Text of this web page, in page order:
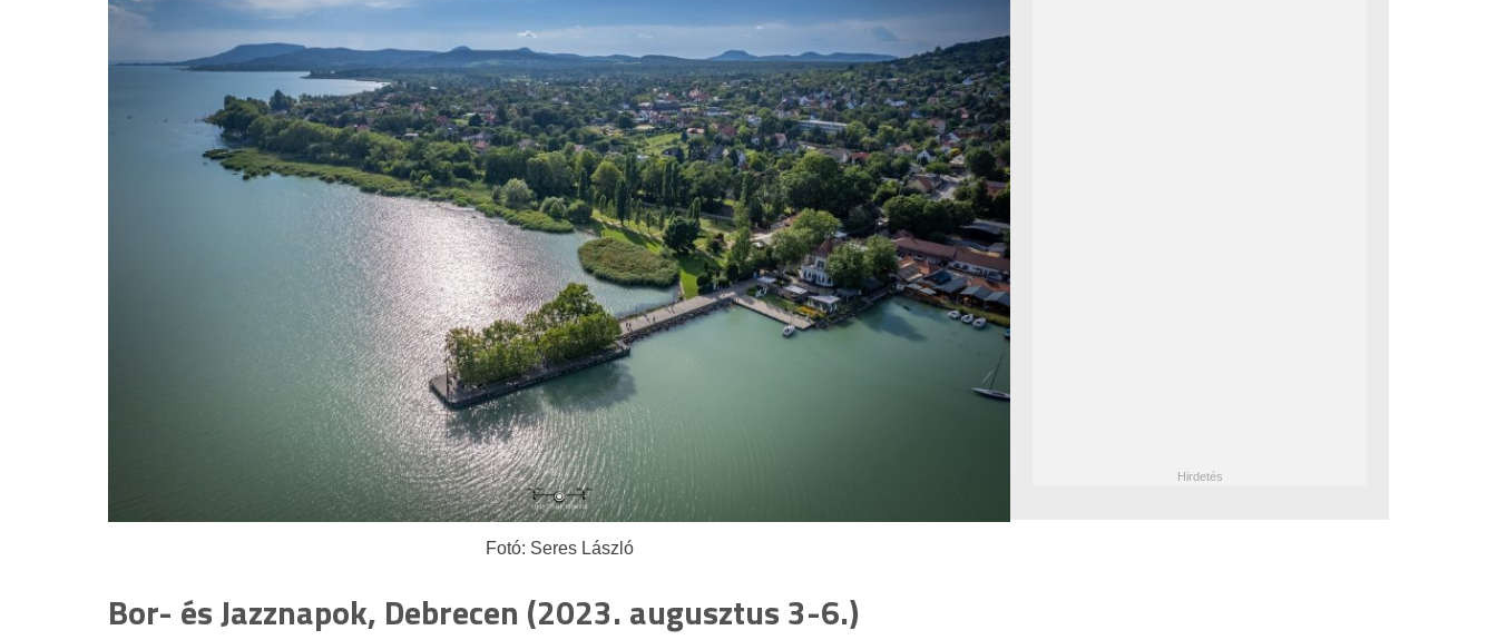
Fotó: Seres László
Bor- és Jazznapok, Debrecen (2023. augusztus 3-6.)